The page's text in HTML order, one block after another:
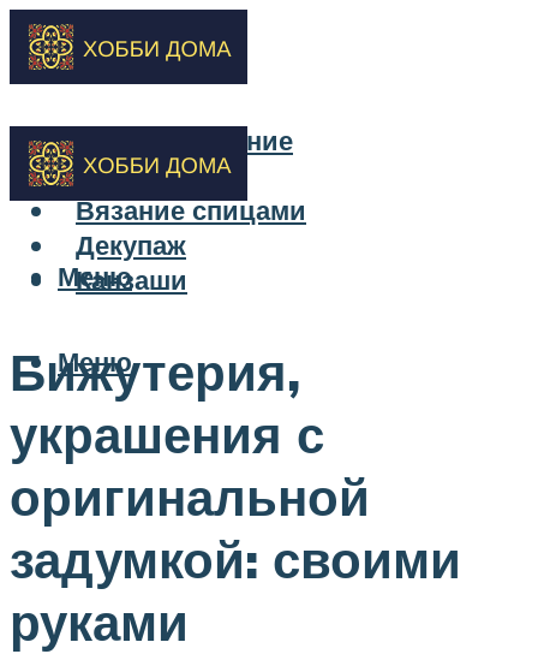
Бисероплетение
Вышивка
Вязание спицами
Декупаж
Канзаши
Меню
Меню
Бижутерия,
украшения с
оригинальной
задумкой: своими
руками